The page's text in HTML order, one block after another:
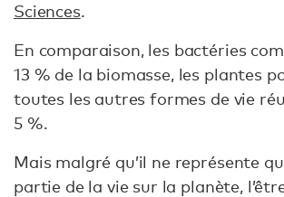
Sciences.
En comparaison, les bactéries
13 % de la biomasse, les plantes
toutes les autres formes de vie
5 %.
Mais malgré qu’il ne représente
partie de la vie sur la planète,